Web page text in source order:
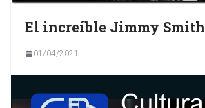
El increíble Jimmy Smith
01/04/2021